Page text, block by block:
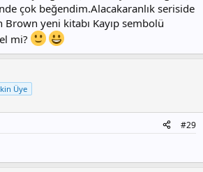
çok beğendim.Alacakaranlık seriside
Brown yeni kitabı Kayıp sembolü
mi?
Üye
#29